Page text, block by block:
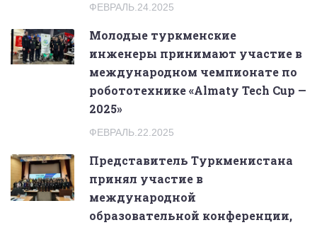
ФЕВРАЛЬ.24.2025
Молодые туркменские
инженеры принимают участие в
международном чемпионате по
робототехнике «Almaty Tech Cup —
2025»
ФЕВРАЛЬ.22.2025
Представитель Туркменистана
принял участие в
международной
образовательной конференции,